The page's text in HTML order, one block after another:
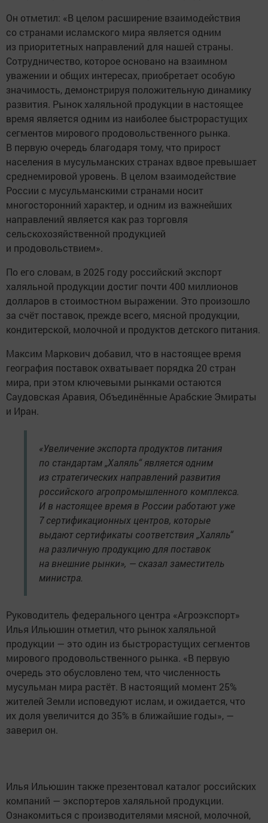
Он отметил: «В целом расширение взаимодействия
со странами исламского мира является одним
из приоритетных направлений для нашей страны.
Сотрудничество, которое основано на взаимном
уважении и общих интересах, приобретает особую
значимость, демонстрируя положительную динамику
развития. Рынок халяльной продукции в настоящее
время является одним из наиболее быстрорастущих
сегментов мирового продовольственного рынка.
В первую очередь благодаря тому, что прирост
населения в мусульманских странах вдвое превышает
среднемировой уровень. В целом взаимодействие
России с мусульманскими странами носит
многосторонний характер, и одним из важнейших
направлений является как раз торговля
сельскохозяйственной продукцией
и продовольствием».
По его словам, в 2025 году российский экспорт
халяльной продукции достиг почти 400 миллионов
долларов в стоимостном выражении. Это произошло
за счёт поставок, прежде всего, мясной продукции,
кондитерской, молочной и продуктов детского питания.
Максим Маркович добавил, что в настоящее время
география поставок охватывает порядка 20 стран
мира, при этом ключевыми рынками остаются
Саудовская Аравия, Объединённые Арабские Эмираты
и Иран.
«Увеличение экспорта продуктов питания
по стандартам „Халяль“ является одним
из стратегических направлений развития
российского агропромышленного комплекса.
И в настоящее время в России работают уже
7 сертификационных центров, которые
выдают сертификаты соответствия „Халяль“
на различную продукцию для поставок
на внешние рынки», — сказал заместитель
министра.
Руководитель федерального центра «Агроэкспорт»
Илья Ильюшин отметил, что рынок халяльной
продукции — это один из быстрорастущих сегментов
мирового продовольственного рынка. «В первую
очередь это обусловлено тем, что численность
мусульман мира растёт. В настоящий момент 25%
жителей Земли исповедуют ислам, и ожидается, что
их доля увеличится до 35% в ближайшие годы», —
заверил он.
Илья Ильюшин также презентовал каталог российских
компаний — экспортеров халяльной продукции.
Ознакомиться с производителями мясной, молочной,